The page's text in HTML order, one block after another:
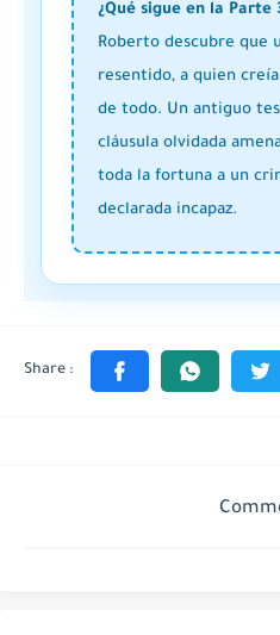
¿Qué sigue en la Parte
Roberto descubre que
resentido, a quien
de todo. Un antiguo
cláusula olvidada
toda la fortuna a un
declarada incapaz.